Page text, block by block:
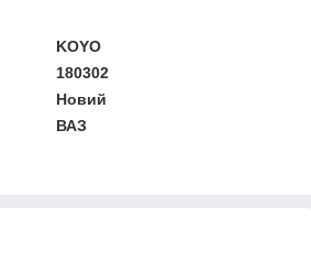
KOYO
180302
Новий
ВАЗ